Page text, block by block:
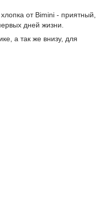
от Bimini - приятный,
дней жизни.
а так же внизу, для